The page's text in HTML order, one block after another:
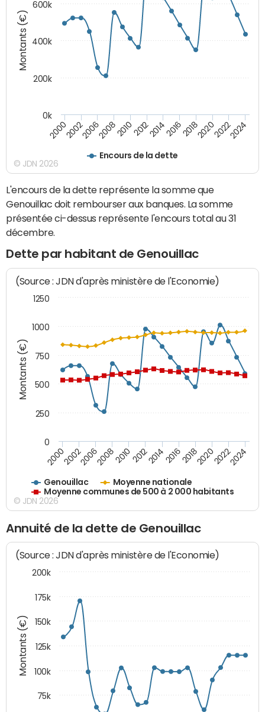
Montants (€)
Encours de la dette
200020022006200820102012201420162018202020222024
0k
200k
400k
600k
© JDN 2026
L'encours de la dette représente la somme que
Genouillac doit rembourser aux banques. La somme
présentée ci-dessus représente l'encours total au 31
décembre.
Dette par habitant de Genouillac
Montants (€)
(Source : JDN d'après ministère de l'Economie)
Genouillac
Moyenne nationale
Moyenne communes de 500 à 2 000 habitants
200020022006200820102012201420162018202020222024
0
250
500
750
1000
1250
© JDN 2026
Annuité de la dette de Genouillac
Montants (€)
(Source : JDN d'après ministère de l'Economie)
75k
100k
125k
150k
175k
200k